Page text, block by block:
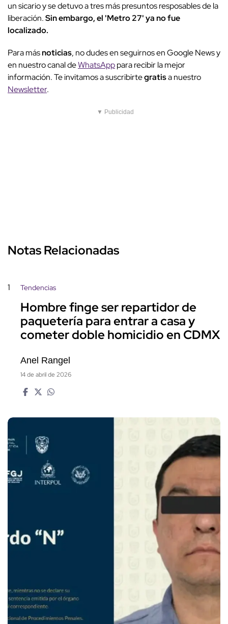
un sicario y se detuvo a tres más presuntos resposables de la
liberación.Sin embargo, el 'Metro 27' ya no fue
localizado.
Para másnoticias, no dudes en seguirnos en Google News y
en nuestro canal deWhatsApppara recibir la mejor
información. Te invitamos a suscribirtegratisa nuestro
Newsletter.
▼ Publicidad
Notas Relacionadas
1 Tendencias
Hombre finge ser repartidor de
paquetería para entrar a casa y
cometer doble homicidio en CDMX
Anel Rangel
14 de abril de 2026